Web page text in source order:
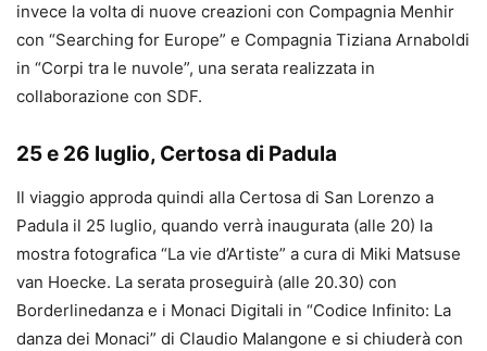
invece la volta di nuove creazioni con Compagnia Menhir
con “Searching for Europe” e Compagnia Tiziana Arnaboldi
in “Corpi tra le nuvole”, una serata realizzata in
collaborazione con SDF.
25 e 26 luglio, Certosa di Padula
Il viaggio approda quindi alla Certosa di San Lorenzo a
Padula il 25 luglio, quando verrà inaugurata (alle 20) la
mostra fotografica “La vie d’Artiste” a cura di Miki Matsuse
van Hoecke. La serata proseguirà (alle 20.30) con
Borderlinedanza e i Monaci Digitali in “Codice Infinito: La
danza dei Monaci” di Claudio Malangone e si chiuderà con